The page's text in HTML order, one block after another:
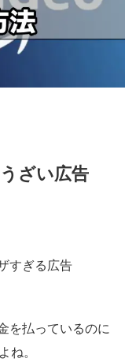
ざい広告
すぎる広告
を払っているのに
ね。